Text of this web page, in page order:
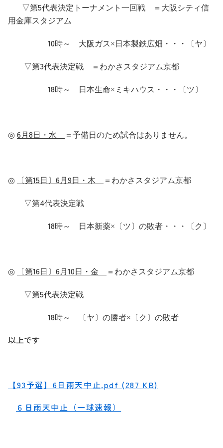
▽第5代表決定トーナメント一回戦 ＝大阪シティ信
用金庫スタジアム
10時～ 大阪ガス×日本製鉄広畑・・・〔ヤ〕
▽第3代表決定戦 ＝わかさスタジアム京都
18時～ 日本生命×ミキハウス・・・〔ツ〕
◎ 6 月 8 日・水 ＝予備日のため試合はありません。
◎ 〔第15 日〕 6 月 9 日・木 ＝わかさスタジアム京都
▽第4代表決定戦
18時～ 日本新薬×〔ツ〕の敗者・・・〔ク〕
◎ 〔第16 日〕 6 月 10日・金 ＝わかさスタジアム京都
▽第5代表決定戦
18時～ 〔ヤ〕の勝者×〔ク〕の敗者
以上です
【93予選】6日雨天中止.pdf (287 KB)
６日雨天中止（一球速報）